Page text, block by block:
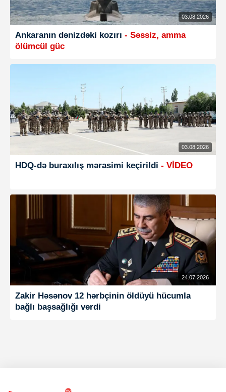
03.08.2026
Ankaranın dənizdəki kozırı - Səssiz, amma
ölümcül güc
03.08.2026
HDQ-də buraxılış mərasimi keçirildi - VİDEO
24.07.2026
Zakir Həsənov 12 hərbçinin öldüyü hücumla
bağlı başsağlığı verdi